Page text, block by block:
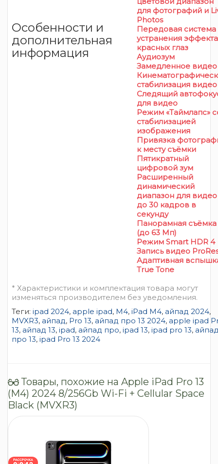
Особенности и
дополнительная
информация
для фотографий и
Photos
Передовая система
устранения эффекта
красных глаз
Аудиозум
Замедленное видео
стабилизация видео
Следящий
для видео
Режим «Таймлапс»
стабилизацией
изображения
Привязка
к месту съёмки
Пятикратный
цифровой зум
Расширенный
динамический
диапазон для видео
до 30 кадров в
секунду
Панорамная съёмка
(до 63 Мп)
Режим Smart HDR 4
Запись видео
Адаптивная
True Tone
* Характеристики и комплектация товара могут
изменяться производителем без уведомления.
Теги: ipad 2024, apple ipad, M4, iPad M4, айпад 2024,
MVXR3, айпад, Pro 13, айпад про 13 2024, apple ipad
13, айпад 13, ipad, айпад про, ipad 13, ipad pro 13,
про 13, ipad Pro 13 2024
Товары, похожие на Apple iPad Pro 13
(M4) 2024 8/256Gb Wi-Fi + Cellular Space
Black (MVXR3)